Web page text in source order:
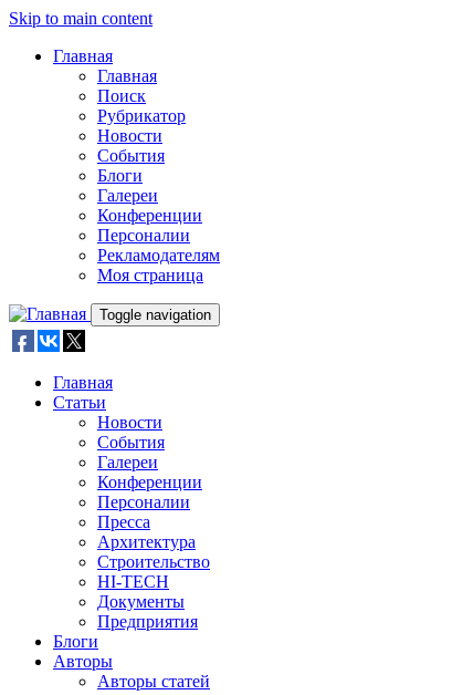
Skip to main content
Главная
Главная
Поиск
Рубрикатор
Новости
События
Блоги
Галереи
Конференции
Персоналии
Рекламодателям
Моя страница
Toggle navigation
Главная
Статьи
Новости
События
Галереи
Конференции
Персоналии
Пресса
Архитектура
Строительство
HI-TECH
Документы
Предприятия
Блоги
Авторы
Авторы статей